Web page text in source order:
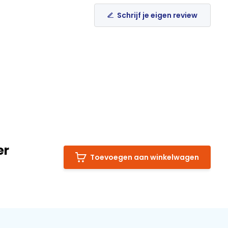
Schrijf je eigen review
Toevoegen aan winkelwagen